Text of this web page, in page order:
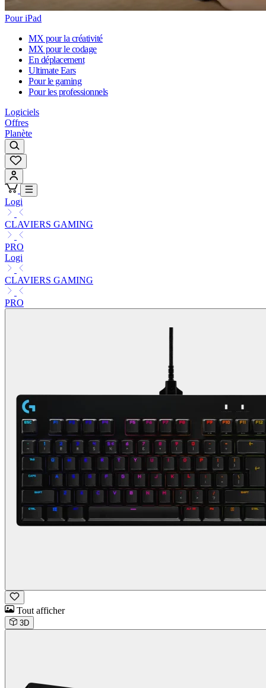
Pour iPad
MX pour la créativité
MX pour le codage
En déplacement
Ultimate Ears
Pour le gaming
Pour les professionnels
Logiciels
Offres
Planète
Logi
CLAVIERS GAMING
PRO
Logi
CLAVIERS GAMING
PRO
Tout afficher
3D